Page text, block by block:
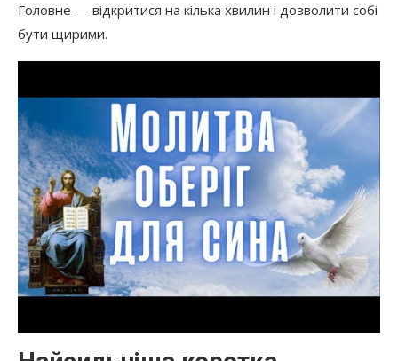
Головне — відкритися на кілька хвилин і дозволити собі
бути щирими.